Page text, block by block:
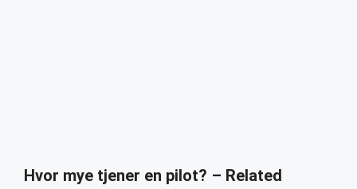
Hvor mye tjener en pilot? – Related